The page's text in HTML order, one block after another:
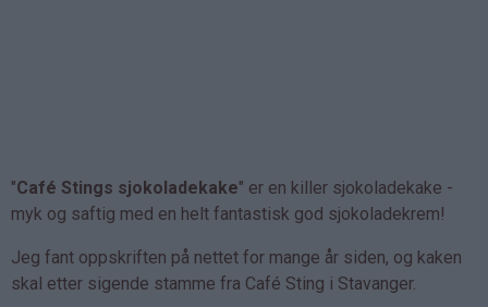
"Café Stings sjokoladekake" er en killer sjokoladekake -
myk og saftig med en helt fantastisk god sjokoladekrem!
Jeg fant oppskriften på nettet for mange år siden, og kaken
skal etter sigende stamme fra Café Sting i Stavanger.